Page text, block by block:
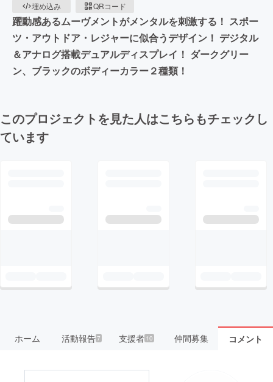
埋め込み
QRコード
躍動感あるムーヴメントがメンタルを刺激する！ スポー
ツ・アウトドア・レジャーに似合うデザイン！ デジタル
＆アナログ搭載デュアルディスプレイ！ ダークグリー
ン、ブラックのボディーカラー２種類！
このプロジェクトを見た人はこちらもチェックし
ています
ホーム 活動報告7 支援者 10 仲間募集 コメント